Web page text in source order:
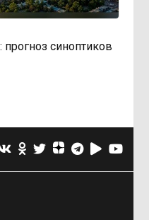
синоптиков